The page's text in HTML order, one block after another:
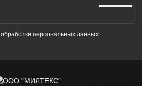
обработки персональных данных